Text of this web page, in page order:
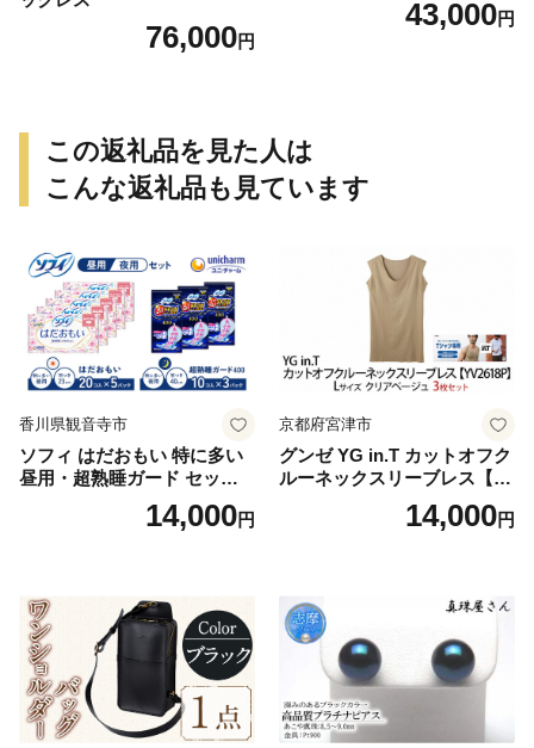
76,000円
43,000円
この返礼品を見た人は
こんな返礼品も見ています
香川県観音寺市
ソフィ はだおもい 特に多い
昼用・超熟睡ガード セット
羽付き ナプキン 生理用品 サ
ニタリー ユニ・チャーム
14,000円
京都府宮津市
グンゼ YG in.T カットオフク
ルーネックスリーブレス【Y
V2618P】Lサイズ クリアベ
ージュ3枚セット [№5716-04
14,000円